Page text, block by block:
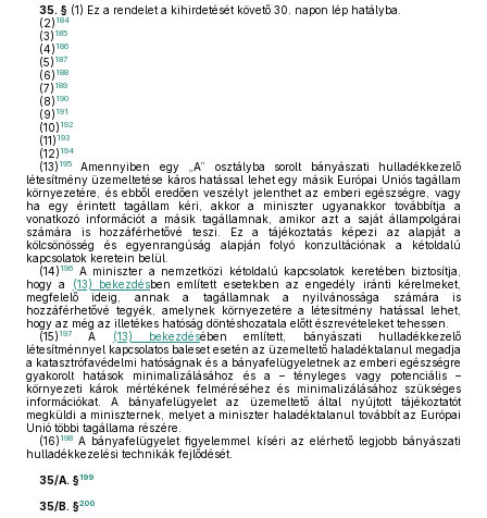
35. § (1) Ez a rendelet a kihirdetését követő 30. napon lép hatályba.
(2) 184
(3) 185
(4) 186
(5) 187
(6) 188
(7) 189
(8) 190
(9) 191
(10) 192
(11) 193
(12) 194
(13) 195
Amennyiben egy „A” osztályba sorolt bányászati hulladékkezelő
létesítmény üzemeltetése káros hatással lehet egy másik Európai Uniós tagállam
környezetére, és ebből eredően veszélyt jelenthet az emberi egészségre, vagy
ha egy érintett tagállam kéri, akkor a miniszter ugyanakkor továbbítja a
vonatkozó információt a másik tagállamnak, amikor azt a saját állampolgárai
számára is hozzáférhetővé teszi. Ez a tájékoztatás képezi az alapját a
kölcsönösség és egyenrangúság alapján folyó konzultációnak a kétoldalú
kapcsolatok keretein belül.
(14) 196
A miniszter a nemzetközi kétoldalú kapcsolatok keretében biztosítja,
hogy a
(13) bekezdésben említett esetekben az engedély iránti kérelmeket,
megfelelő ideig, annak a tagállamnak a nyilvánossága számára is
hozzáférhetővé tegyék, amelynek környezetére a létesítmény hatással lehet,
hogy az még az illetékes hatóság döntéshozatala előtt észrevételeket tehessen.
(15) 197 A (13) bekezdésében említett, bányászati hulladékkezelő
létesítménnyel kapcsolatos baleset esetén az üzemeltető haladéktalanul megadja
a katasztrófavédelmi hatóságnak és a bányafelügyeletnek az emberi egészségre
gyakorolt hatások minimalizálásához és a – tényleges vagy potenciális –
környezeti károk mértékének felméréséhez és minimalizálásához szükséges
információkat. A bányafelügyelet az üzemeltető által nyújtott tájékoztatót
megküldi a miniszternek, melyet a miniszter haladéktalanul továbbít az Európai
Unió többi tagállama részére.
(16) 198 A bányafelügyelet figyelemmel kíséri az elérhető legjobb bányászati
hulladékkezelési technikák fejlődését.
35/A. §199
35/B. §200